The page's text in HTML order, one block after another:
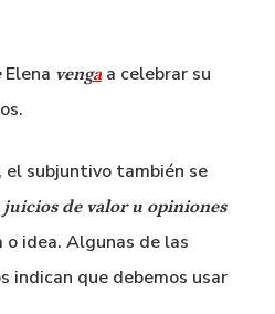
Elena vengaa celebrar su
el subjuntivo también se
de valor u opiniones
idea. Algunas de las
indican que debemos usar